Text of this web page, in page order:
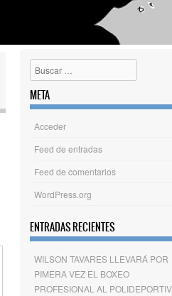
Buscar
META
Acceder
Feed de entradas
Feed de comentarios
WordPress.org
ENTRADAS RECIENTES
WILSON TAVARES LLEVARÁ POR
PIMERA VEZ EL BOXEO
PROFESIONAL AL